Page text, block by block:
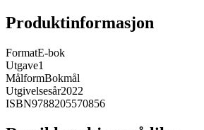
Produktinformasjon
FormatE-bok
Utgave1
MålformBokmål
Utgivelsesår2022
ISBN9788205570856